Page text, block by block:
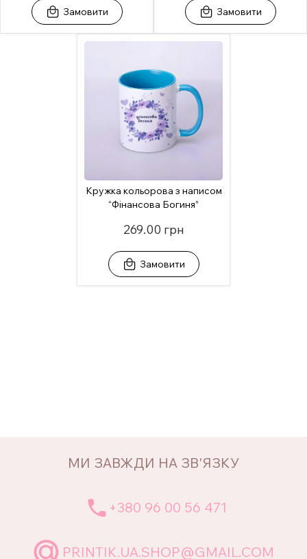
Замовити Замовити
Кружка кольорова з написом
“Фінансова Богиня”
269.00 грн
Замовити
МИ ЗАВЖДИ НА ЗВ'ЯЗКУ
+380 96 00 56 471
PRINTIK.UA.SHOP@GMAIL.COM